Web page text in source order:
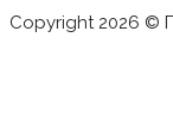
Copyright 2026 ©